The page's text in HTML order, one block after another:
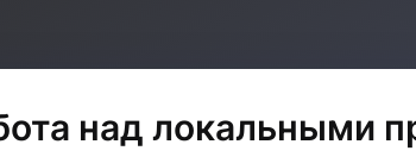
над локальными